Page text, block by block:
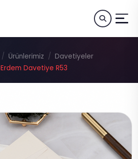
Ürünlerimiz
Davetiyeler
Erdem Davetiye R53